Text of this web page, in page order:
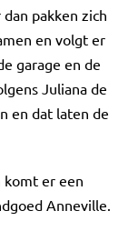
pakken zich
en volgt er
garage en de
Juliana de
en dat laten de
komt er een
Anneville.